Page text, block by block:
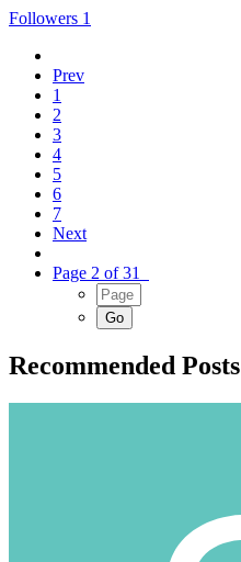
Followers 1
Prev
1
2
3
4
5
6
7
Next
Page 2 of 31
Recommended Posts